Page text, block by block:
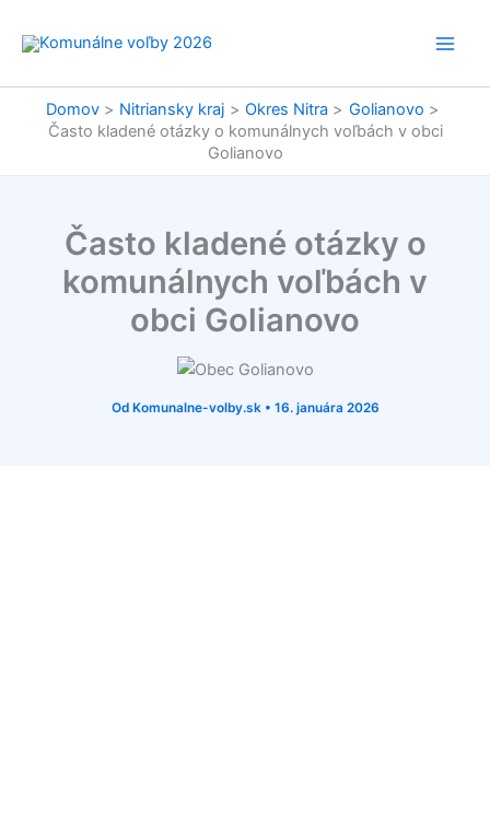
Domov Nitriansky kraj Okres Nitra
Golianovo
Často kladené otázky o komunálnych voľbách v obci
Golianovo
Často kladené otázky o
komunálnych voľbách v
obci Golianovo
Od Komunalne-volby.sk • 16. januára 2026